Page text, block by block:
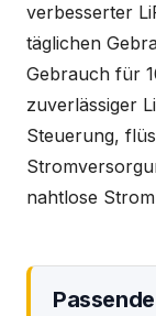
verbesserter
täglichen
Gebrauch für
zuverlässiger
Steuerung,
nahtlose